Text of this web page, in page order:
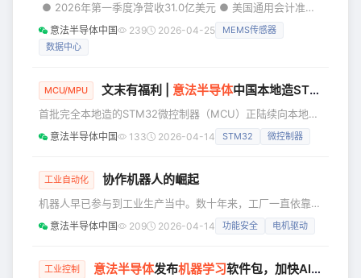
常任务，几乎无需人工干预。 从晨间例
行事务到工作任务，智能系统正在重塑
人们的生活方式和思维模式。智能家居
提出需求之前就预
‍‍‍‍‍‍‍‍ ● 2026年第一季度净营收31.0亿美元 ● 美国通用会计准则
（U.S. GAAP）毛利率为33.8%。剔除收购恩智浦（NXP）微
机电系统（MEMS）传感器业务所产生的购买价格分摊
润为7000万美元；非美国通用会计准则（non-U.S. GAAP
意法半导体中国 239 2026-04-25
MEMS传感器
数据中心
MCU/MPU 文末有福利 | 意法半导体中国本地造STM32
首批完全本地造的STM32微控制器（MCU）正陆续向本地客
户交付 STM32微控制器的本地化制造进程以STM32H7高性
布，中国本地制造的STM32通用微控制器现已开启交付。首
给国内客户。这一里程碑标志着意法半导体全
意法半导体中国 133 2026-04-14 STM32 微控制器
工业自动化 协作机器人的崛起
机器人早已参与到工业生产当中。数十年来，工厂一直依靠自
动化技术来提升生产速度、加工精度与质量稳定性；但是，新
类机器正在兴起。 协作机器人（**简称“cobots”）**正在重
意法半导体中国 209 2026-04-14 功能安全 电机驱动
工业控制 意法半导体发布机器学习软件包，加快AI增强型电机控制研发